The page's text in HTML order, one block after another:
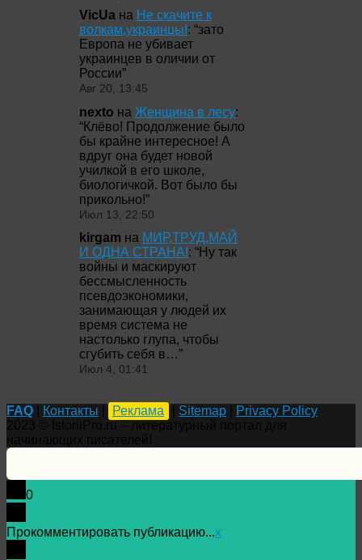
VicUa на Не скачите к
волкам,украинцы!: “зато
Европа не убивает
украинцев в оличии от
России”
Авг 20, 13:45
nexto на Женщина в лесу:
“Клёво! Продолжение было
бы крайне интересное! А
вдруг она будет новой
училкой в его школе,
биологичкой. Вот было бы
прикольно!”
Июл 13, 22:50
kirgam на МИР,ТРУД,МАЙ
И ОДНА СТРАНА!: “Ну так
войны и маскируют
бессмысленность
псевдоэкономики,
занимающая у людей их
время система не
настолько глупа, чтобы
сгубить себя в…”
Июл 4, 01:41
FAQ Контакты Реклама Sitemap
Privacy Policy
0
Прокомментировать публикацию...x